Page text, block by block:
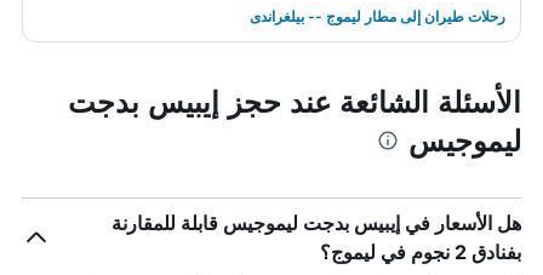
رحلات طيران إلى مطار ليموج -- بيلغراندى
الأسئلة الشائعة عند حجز إيبيس بدجت
ليموجيس
هل الأسعار في إيبيس بدجت ليموجيس قابلة للمقارنة
بفنادق 2 نجوم في ليموج؟